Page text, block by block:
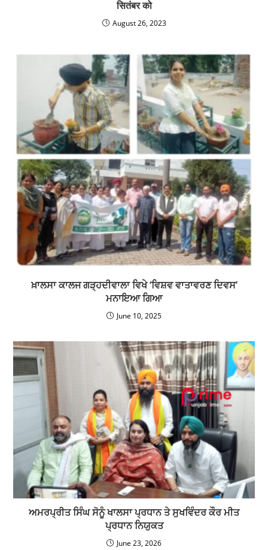
सितंबर को
August 26, 2023
ਖ਼ਾਲਸਾ ਕਾਲਜ ਗੜ੍ਹਦੀਵਾਲਾ ਵਿਖੇ ‘ਵਿਸ਼ਵ ਵਾਤਾਵਰਣ ਦਿਵਸ’
ਮਨਾਇਆ ਗਿਆ
June 10, 2025
ਅਮਰਪ੍ਰੀਤ ਸਿੰਘ ਸੋਨੂੰ ਖਾਲਸਾ ਪ੍ਰਧਾਨ ਤੇ ਸੁਖਵਿੰਦਰ ਕੌਰ ਮੀਤ
ਪ੍ਰਧਾਨ ਨਿਯੁਕਤ
June 23, 2026